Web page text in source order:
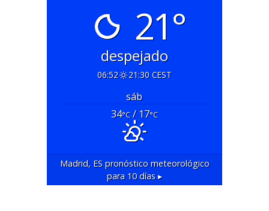
21°
despejado
06:52 21:30 CEST
sáb
34°C/ 17°C
Madrid, ESpronóstico meteorológico
para 10 días ▸